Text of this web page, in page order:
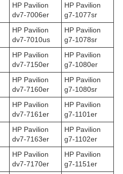
HP Pavilion
dv7-7006er
HP Pavilion
g7-1077sr
HP Pavilion
dv7-7010us
HP Pavilion
g7-1078sr
HP Pavilion
dv7-7150er
HP Pavilion
g7-1080er
HP Pavilion
dv7-7160er
HP Pavilion
g7-1080sr
HP Pavilion
dv7-7161er
HP Pavilion
g7-1101er
HP Pavilion
dv7-7163er
HP Pavilion
g7-1102er
HP Pavilion
dv7-7170er
HP Pavilion
g7-1151er